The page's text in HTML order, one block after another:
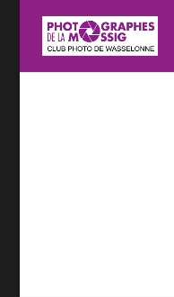
1 h 00 min
2 h 00 min